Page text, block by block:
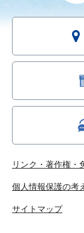
リンク・著作権・
個人情報保護の考
サイトマップ